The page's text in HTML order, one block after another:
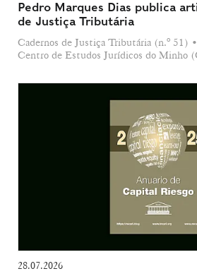
Pedro Marques Dias publica
de Justiça Tributária
Cadernos de Justiça Tributária (n.º 51)
Centro de Estudos Jurídicos do Minho
28.07.2026